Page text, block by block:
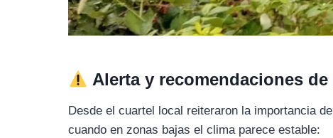
Alerta y recomendaciones
Desde el cuartel local reiteraron la importancia de
cuando en zonas bajas el clima parece estable: